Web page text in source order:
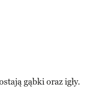
gąbki oraz igły.